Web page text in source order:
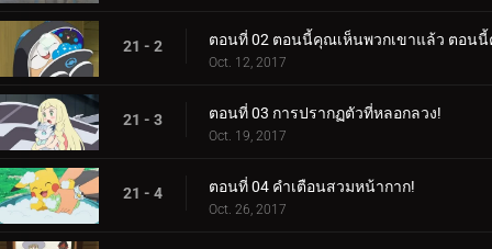
21 - 2 ตอนที่ 02 ตอนนี้คุณเห็นพวกเขาแล้ว ตอน
Oct. 12, 2017
21 - 3 ตอนที่ 03 การปรากฏตัวที่หลอกลวง!
Oct. 19, 2017
21 - 4 ตอนที่ 04 คำเตือนสวมหน้ากาก!
Oct. 26, 2017